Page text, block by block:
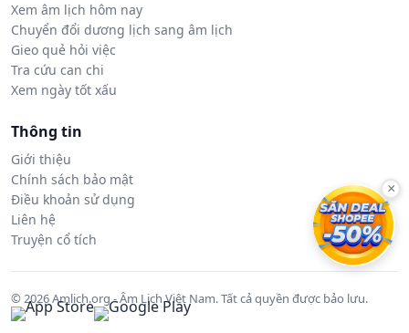
Xem âm lịch hôm nay
Chuyển đổi dương lịch sang âm lịch
Gieo quẻ hỏi việc
Tra cứu can chi
Xem ngày tốt xấu
Thông tin
Giới thiệu
Chính sách bảo mật
Điều khoản sử dụng
Liên hệ
Truyện cổ tích
© 2026 Amlich.org - Âm Lịch Việt Nam. Tất cả quyền được bảo lưu.
×